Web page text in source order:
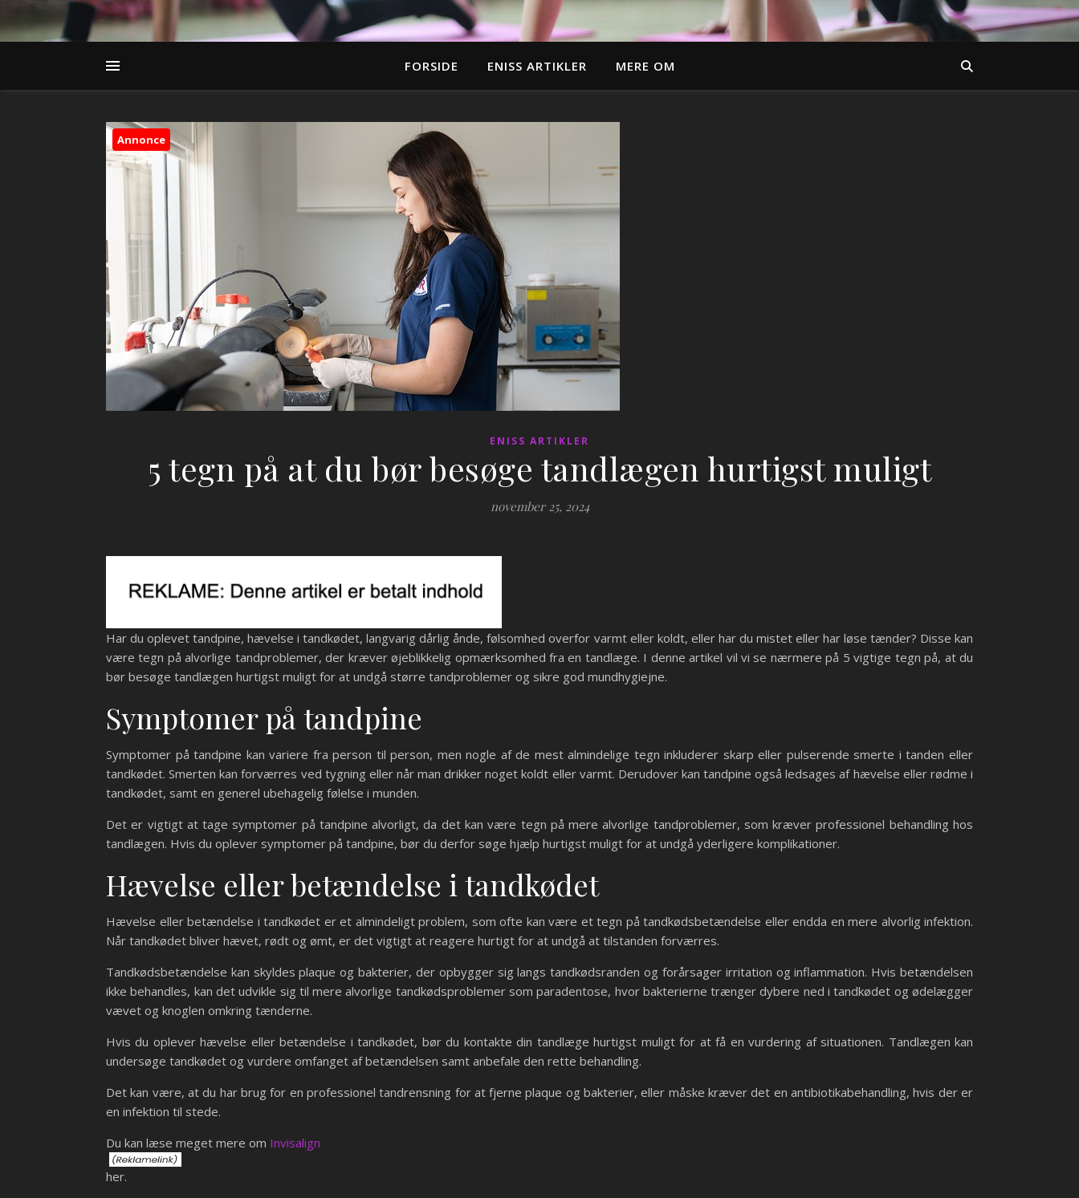
FORSIDE ENISS ARTIKLER MERE OM
Annonce
ENISS ARTIKLER
5 tegn på at du bør besøge tandlægen hurtigst muligt
november 25, 2024
Har du oplevet tandpine, hævelse i tandkødet, langvarig dårlig ånde, følsomhed overfor varmt eller koldt, eller har du mistet eller har løse tænder? Disse kan
være tegn på alvorlige tandproblemer, der kræver øjeblikkelig opmærksomhed fra en tandlæge. I denne artikel vil vi se nærmere på 5 vigtige tegn på, at du
bør besøge tandlægen hurtigst muligt for at undgå større tandproblemer og sikre god mundhygiejne.
Symptomer på tandpine
Symptomer på tandpine kan variere fra person til person, men nogle af de mest almindelige tegn inkluderer skarp eller pulserende smerte i tanden eller
tandkødet. Smerten kan forværres ved tygning eller når man drikker noget koldt eller varmt. Derudover kan tandpine også ledsages af hævelse eller rødme i
tandkødet, samt en generel ubehagelig følelse i munden.
Det er vigtigt at tage symptomer på tandpine alvorligt, da det kan være tegn på mere alvorlige tandproblemer, som kræver professionel behandling hos
tandlægen. Hvis du oplever symptomer på tandpine, bør du derfor søge hjælp hurtigst muligt for at undgå yderligere komplikationer.
Hævelse eller betændelse i tandkødet
Hævelse eller betændelse i tandkødet er et almindeligt problem, som ofte kan være et tegn på tandkødsbetændelse eller endda en mere alvorlig infektion.
Når tandkødet bliver hævet, rødt og ømt, er det vigtigt at reagere hurtigt for at undgå at tilstanden forværres.
Tandkødsbetændelse kan skyldes plaque og bakterier, der opbygger sig langs tandkødsranden og forårsager irritation og inflammation. Hvis betændelsen
ikke behandles, kan det udvikle sig til mere alvorlige tandkødsproblemer som paradentose, hvor bakterierne trænger dybere ned i tandkødet og ødelægger
vævet og knoglen omkring tænderne.
Hvis du oplever hævelse eller betændelse i tandkødet, bør du kontakte din tandlæge hurtigst muligt for at få en vurdering af situationen. Tandlægen kan
undersøge tandkødet og vurdere omfanget af betændelsen samt anbefale den rette behandling.
Det kan være, at du har brug for en professionel tandrensning for at fjerne plaque og bakterier, eller måske kræver det en antibiotikabehandling, hvis der er
en infektion til stede.
Du kan læse meget mere om Invisalign
her.